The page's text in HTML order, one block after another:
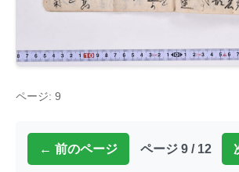
ページ: 9
← 前のページ ページ 9 / 12